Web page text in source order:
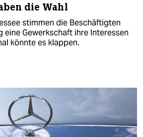
die Wahl
stimmen die Beschäftigten
eine Gewerkschaft ihre Interessen
könnte es klappen.